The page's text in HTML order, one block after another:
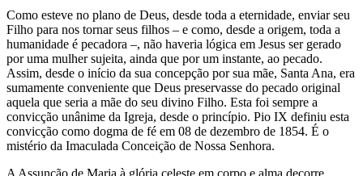
Como esteve no plano de Deus, desde toda a eternidade, enviar seu
Filho para nos tornar seus filhos – e como, desde a origem, toda a
humanidade é pecadora –, não haveria lógica em Jesus ser gerado
por uma mulher sujeita, ainda que por um instante, ao pecado.
Assim, desde o início da sua concepção por sua mãe, Santa Ana, era
sumamente conveniente que Deus preservasse do pecado original
aquela que seria a mãe do seu divino Filho. Esta foi sempre a
convicção unânime da Igreja, desde o princípio. Pio IX definiu esta
convicção como dogma de fé em 08 de dezembro de 1854. É o
mistério da Imaculada Conceição de Nossa Senhora.